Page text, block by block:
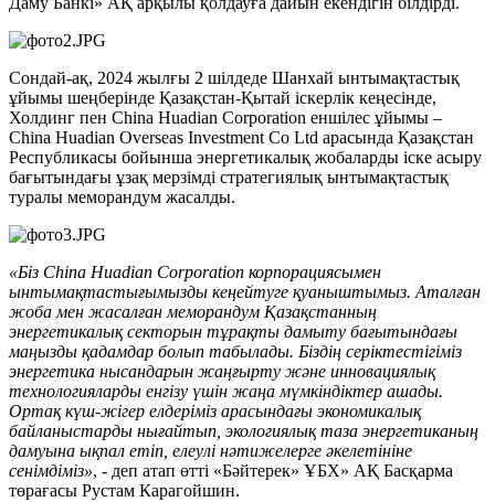
Сондай-ақ, 2024 жылғы 2 шілдеде Шанхай ынтымақтастық
ұйымы шеңберінде Қазақстан-Қытай іскерлік кеңесінде,
Холдинг пен China Huadian Corporation еншілес ұйымы –
China Huadian Overseas Investment Co Ltd арасында Қазақстан
Республикасы бойынша энергетикалық жобаларды іске асыру
бағытындағы ұзақ мерзімді стратегиялық ынтымақтастық
туралы меморандум жасалды.
«Біз China Huadian Corporation корпорациясымен
ынтымақтастығымызды кеңейтуге қуаныштымыз. Аталған
жоба мен жасалған меморандум Қазақстанның
энергетикалық секторын тұрақты дамыту бағытындағы
маңызды қадамдар болып табылады. Біздің серіктестігіміз
энергетика нысандарын жаңғырту және инновациялық
технологияларды енгізу үшін жаңа мүмкіндіктер ашады.
Ортақ күш-жігер елдеріміз арасындағы экономикалық
байланыстарды нығайтып, экологиялық таза энергетиканың
дамуына ықпал етіп, елеулі нәтижелерге әкелетініне
сенімдіміз», - деп атап өтті «Бәйтерек» ҰБХ» АҚ Басқарма
төрағасы Рустам Карагойшин.